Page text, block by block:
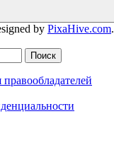
by PixaHive.com.